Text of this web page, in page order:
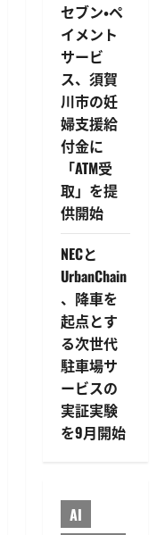
セブン・ペ
イメント
サービ
ス、須賀
川市の妊
婦支援給
付金に
「ATM受
取」を提
供開始
NECと
UrbanChain
、降車を
起点とす
る次世代
駐車場サ
ービスの
実証実験
を9月開始
AI